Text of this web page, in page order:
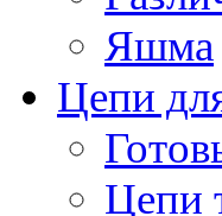
Яшма
Цепи
Цепи